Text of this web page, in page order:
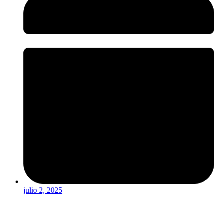
julio 2, 2025